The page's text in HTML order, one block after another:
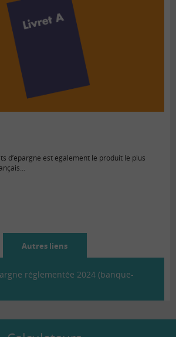
d’épargne est également le produit le plus
Autres liens
réglementée 2024 (banque-